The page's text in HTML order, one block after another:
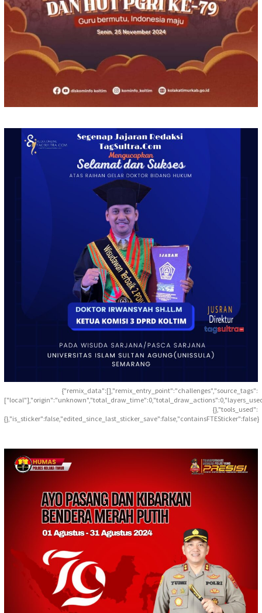
{"remix_data":[],"remix_entry_point":"challenges","source_tags":
{},"tools_used":
{},"is_sticker":false,"edited_since_last_sticker_save":false,"containsFTESticker":false}